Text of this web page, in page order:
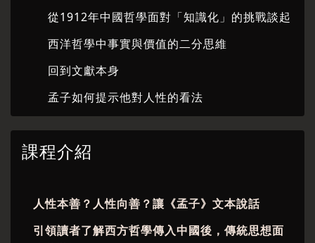
從1912年中國哲學面對「知識化」的挑戰談起
西洋哲學中事實與價值的二分思維
回到文獻本身
孟子如何提示他對人性的看法
課程介紹
人性本善？人性向善？讓《孟子》文本說話
引領讀者了解西方哲學傳入中國後，傳統思想面